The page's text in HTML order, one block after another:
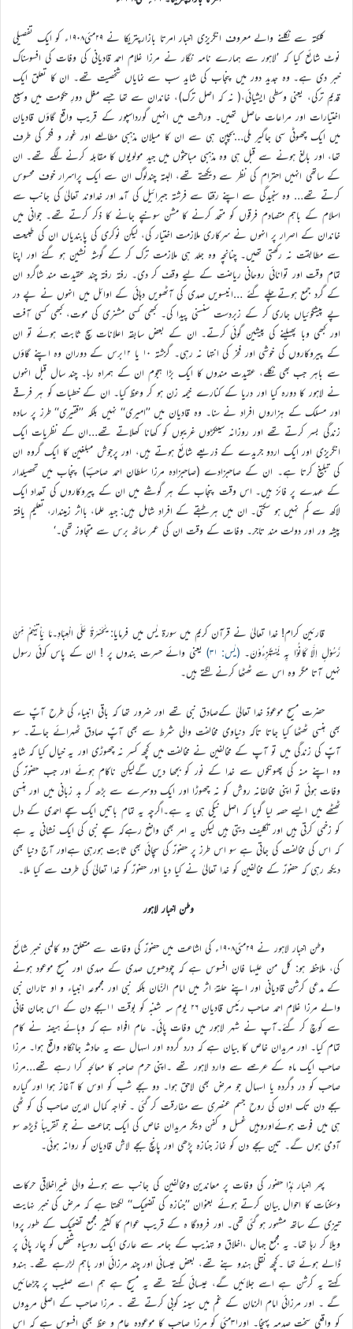
کلکتہ سے نکلنے والے معروف انگریزی اخبار امرتا بازارپتریکا نے ۲۹مئی۱۹۰۸ء کو ایک تفصیلی
نوٹ شائع کیا کہ ’لاہور سے ہمارے نامہ نگار نے مرزا غلام احمد قادیانی کی وفات کی افسوسناک
خبر دی ہے۔ وہ جدید دور میں پنجاب کی شاید سب سے نمایاں شخصیت تھے۔ ان کا تعلق ایک
قدیم ترکی، یعنی وسطی ایشیائی،( نہ کہ اصل ترک)، خاندان سے تھا جسے مغل دورِ حکومت میں وسیع
اختیارات اور مراعات حاصل تھیں۔ وراثت میں انہیں گورداسپور کے قریب واقع گاؤں قادیان
میں ایک چھوٹی سی جاگیر ملی…بچپن ہی سے ان کا میلان مذہبی مطالعے اور غور و فکر کی طرف
تھا، اور بالغ ہونے سے قبل ہی وہ مذہبی مباحثوں میں جید مولویوں کا مقابلہ کرنے لگے تھے۔ ان
کے ساتھی انہیں احترام کی نظر سے دیکھتے تھے، البتہ چندلوگ ان سے ایک پراسرار خوف محسوس
کرتے تھے… وہ سنجیدگی سے اپنے رفقا سے فرشتہ جبرائیل کی آمد اور خداوند تعالیٰ کی جانب سے
اسلام کے باہم متصادم فرقوں کو متحد کرنے کا مشن سونپے جانے کا ذکر کرتے تھے۔ جوانی میں
خاندان کے اصرار پر انہوں نے سرکاری ملازمت اختیار کی، لیکن نوکری کی پابندیاں ان کی طبیعت
سے مطابقت نہ رکھتی تھیں۔ چنانچہ وہ جلد ہی ملازمت ترک کر کے گوشہ نشین ہو گئے اور اپنا
تمام وقت اور توانائی روحانی ریاضت کے لیے وقف کر دی۔ رفتہ رفتہ چند عقیدت مند شاگرد ان
کے گرد جمع ہوتےچلے گئے …انیسویں صدی کی آٹھویں دہائی کے اوائل میں انہوں نے پے در
پے پیشگوئیاں جاری کر کے زبردست سنسنی پیدا کی۔ کبھی کسی مشنری کی موت، کبھی کسی آفت
اور کبھی وبا پھیلنے کی پیشین گوئی کرتے۔ ان کے بعض سابقہ اعلانات سچ ثابت ہوئے تو ان
کے پیروکاروں کی خوشی اور فخر کی انتہا نہ رہی۔ گزشتہ ۱۰ یا ۱۲برس کے دوران وہ اپنے گاؤں
سے باہر جب بھی نکلے، عقیدت مندوں کا ایک بڑا ہجوم ان کے ہمراہ رہا۔ چند سال قبل انہوں
نے لاہور کا دورہ کیا اور دریا کے کنارے خیمہ زن ہو کر وعظ کیا۔ ان کے خطبات کو ہر فرقے
اور مسلک کے ہزاروں افراد نے سنا۔ وہ قادیان میں ’’امیری‘‘ نہیں بلکہ ’’فقیری‘‘ طرز پر سادہ
زندگی بسر کرتے تھے اور روزانہ سینکڑوں غریبوں کو کھانا کھلاتے تھے…ان کے نظریات ایک
انگریزی اور ایک اردو جریدے کے ذریعے شائع ہوتے ہیں، اور پرجوش مبلغین کا ایک گروہ ان
کی تبلیغ کرتا ہے۔ ان کے صاحبزادے (صاحبزادہ مرزا سلطان احمد صاحبؔ) پنجاب میں تحصیلدار
کے عہدے پر فائز ہیں۔ اس وقت پنجاب کے ہر گوشے میں ان کے پیروکاروں کی تعداد ایک
لاکھ سے کم نہیں ہو سکتی۔ ان میں ہر طبقے کے افراد شامل ہیں: جید علما، بااثر زمیندار، تعلیم یافتہ
پیشہ ور اور دولت مند تاجر۔ وفات کے وقت ان کی عمر ساٹھ برس سے متجاوز تھی۔‘
قارئین کرام! خدا تعالیٰ نے قرآن کریم میں سورۃ یٰس میں فرمایا: یٰحَسْرَةً عَلَى الْعِبَادِ۔مَا یَاْتِیْهِمْ مِّنْ
رَّسُوْلٍ اِلَّا كَانُوْا بِهٖ یَسْتَهْزِءُوْنَ۔ (یٰس: ۳۱)
یعنی وائے حسرت بندوں پر ! ان کے پاس کوئی رسول
نہیں آتا مگر وہ اس سے ٹھٹھا کرنے لگتے ہیں۔
حضرت مسیح موعودؑ خدا تعالیٰ کےصادق نبی تھے اور ضرور تھا کہ باقی انبیاء کی طرح آپؑ سے
بھی ہنسی ٹھٹھا کیا جاتا تاکہ دنیاوی مخالفت والی شرط سے بھی آپؑ صادق ٹھہرائے جاتے۔ سو
آپؑ کی زندگی میں تو آپ کے مخالفین نے مخالفت میں کچھ کسر نہ چھوڑی اور یہ خیال کیا کہ شاید
وہ اپنے منہ کی پھونکوں سے خدا کے نور کو بجھا دیں گےلیکن ناکام ہوئے اور جب حضورؑ کی
وفات ہوئی تو اپنی مخالفانہ روش کو نہ چھوڑا اور ایک دوسرے سے بڑھ کر بد زبانی میں اور ہنسی
ٹھٹھے میں ایسے حصہ لیا گویا کہ اصل نیکی ہی یہ ہے۔اگرچہ یہ تمام باتیں ایک سچے احمدی کے دل
کو زخمی کرتی ہیں اور تکلیف دیتی ہیں لیکن یہ امر بھی واضح رہےکہ سچے نبی کی ایک نشانی یہ ہے
کہ اس کی مخالفت کی جاتی ہے سو اس طرز پر حضورؑ کی سچائی بھی ثابت ہورہی ہےاور آج دنیا بھی
دیکھ رہی کہ حضورؑ کے مخالفین کو خدا تعالیٰ نے کیا دیا اور حضورؑ کو خدا تعالیٰ کی طرف سے کیا ملا۔
وطن اخبار لاہور
وطن اخبار لاہور نے ۲۹مئی۱۹۰۸ء کی اشاعت میں حضورؑ کی وفات سے متعلق دو کالمی خبر شائع
کی، ملاحظہ ہو: كل من عليها فان افسوس ہے کہ چودھویں صدی کے مہدی اور مسیح موعود ہونے
کے مدعی کرشن قادیانی اور اپنے حلقۂ اثر میں امام الزّمان بلکہ نبی اور مجموعہ انبیاء و او تاران نبی
والے مرزا غلام احمد صاحب رئیس قادیان ۲۶ یوم سہ شنبہ کو بوقت ۱۱بجے دن کے اس جہان فانی
سے کوچ کر گئے۔آپ نے شہر لاہور میں وفات پائی۔ عام افواہ ہے کہ وبائے ہیضہ نے کام
تمام کیا۔ اور مریدان خاص کا بیان ہے کہ درد گردہ اور اسہال سے یہ حادثہ جانکاہ واقع ہوا۔ مرزا
صاحب ایک ماہ کے عرصے سے وارد لاہور تھے ۔اپنی حرم صاحبہ کا معالجہ کرا رہے تھے…مرزا
صاحب کو در دگردہ یا اسہال جو مرض بھی لاحق ہوا۔ دو بجے شب کو اوس کا آغاز ہوا اور گیارہ
بجے دن تک اون کی روح جسم عنصری سے مفارقت کر گئی ۔ خواجہ کمال الدین صاحب کی کو ٹھی
ہی میں فوت ہوئےاوروہیں غسل و کفن دیکر مریدان خاص کی ایک جماعت نے جو تقریباً ڈیڑھ سو
آدمی ہوں گے۔ تین بجے دن کو نماز جنازہ پڑھی اور پانچ بجے لاش قادیان کو روانہ ہوئی۔
پھر اخبار ہٰذا حضور کی وفات پر معاندین ومخالفین کی جانب سے ہونے والی غیراخلاقی حرکات
وسکنات کا احوال بیان کرتے ہوئے بعنوان ’’جنازہ کی تضحیک‘‘ لکھتا ہے کہ مرض کی خبر نہایت
تیزی کے ساتھ مشہور ہو گئی تھی۔ اور فرودگا ہ کے قریب عوام کا کثیر مجمع تضحیک کے طور پروا
ویلا کر رہا تھا۔ یہ مجمع جہال ،اخلاق و تہذیب کے جامہ سے عاری ایک روسیاہ شخص کو چار پائی پر
ڈالے ہوئے تھا ۔کچھ نقلی ہندو بنے تھے، بعض عیسائی اور چند مرزائی اور باہم لڑرہے تھے۔ ہندو
کہتے یہ کرشن ہے اسے جلائیں گے، عیسائی کہتے تھے یہ مسیح ہے ہم اسے صلیب پر چڑھائیں
گے ۔ اور مرزائی امام الزمان کے غم میں سینہ کوبی کرتے تھے ۔ مرزا صاحب کے اصلی مریدوں
کو واقعی سخت صدمہ پہنچا۔ اور۳۱مئی کو مرزا صاحب کا موعودہ عام و عظ بھی افسوس ہے کہ اس